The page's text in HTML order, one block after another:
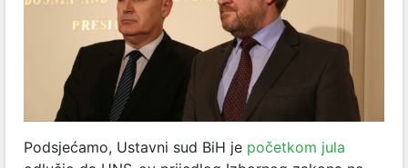
Podsjećamo, Ustavni sud BiH je početkom jula